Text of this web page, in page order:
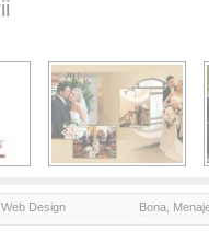
Web Design Bona,